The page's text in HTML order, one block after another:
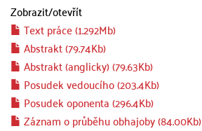
Zobrazit/otevřít
Text práce (1.292Mb)
Abstrakt (79.74Kb)
Abstrakt (anglicky) (79.63Kb)
Posudek vedoucího (203.4Kb)
Posudek oponenta (296.4Kb)
Záznam o průběhu obhajoby (84.00Kb)